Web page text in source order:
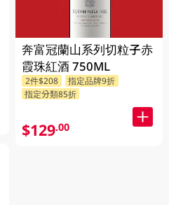
奔富冠蘭山系列切粒子赤
霞珠紅酒 750ML
2件$208
指定品牌9折
指定分類85折
$129.00